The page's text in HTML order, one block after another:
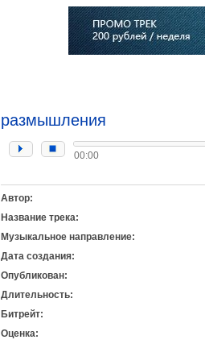
размышления
00:00
Автор:
Название трека:
Музыкальное направление:
Дата создания:
Опубликован:
Длительность:
Битрейт:
Оценка: